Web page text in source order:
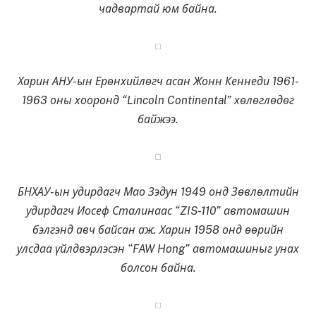
чадвартай юм байна.
Харин АНУ-ын Ерөнхийлөгч асан Жонн Кеннеди 1961-
1963 оны хооронд “Lincoln Continental” хөлөглөдөг
байжээ.
БНХАУ-ын удирдагч Мао Зэдун 1949 онд Зөвлөлтийн
удирдагч Иосеф Сталинаас “ZIS-110” автомашин
бэлгэнд авч байсан аж. Харин 1958 онд өөрийн
улсдаа үйлдвэрлэсэн “FAW Hong” автомашиныг унах
болсон байна.